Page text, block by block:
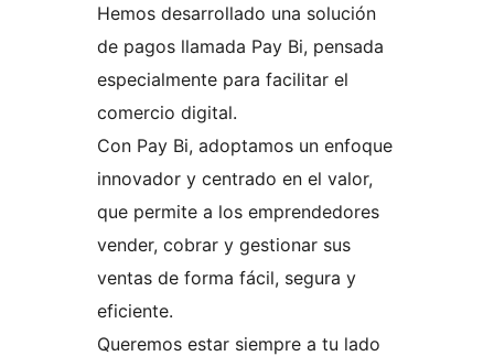
Hemos desarrollado una solución
de pagos llamada Pay Bi, pensada
especialmente para facilitar el
comercio digital.
Con Pay Bi, adoptamos un enfoque
innovador y centrado en el valor,
que permite a los emprendedores
vender, cobrar y gestionar sus
ventas de forma fácil, segura y
eficiente.
Queremos estar siempre a tu lado